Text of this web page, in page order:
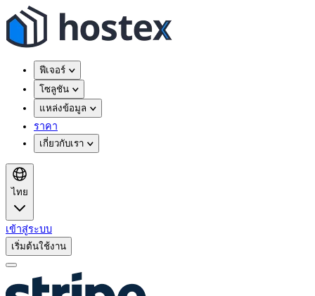
ฟีเจอร์
โซลูชัน
แหล่งข้อมูล
ราคา
เกี่ยวกับเรา
ไทย
เข้าสู่ระบบ
เริ่มต้นใช้งาน